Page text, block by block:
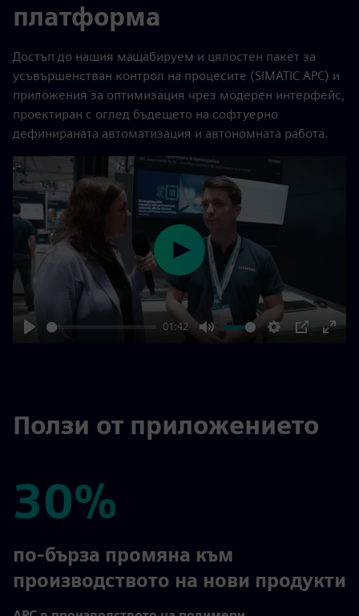
платформа
Достъп до нашия мащабируем и цялостен пакет за
усъвършенстван контрол на процесите (SIMATIC APC) и
приложения за оптимизация чрез модерен интерфейс,
проектиран с оглед бъдещето на софтуерно
дефинираната автоматизация и автономната работа.
01:42
Play
Ползи от приложението
30%
30%
по-бърза промяна към
производството на нови продукти